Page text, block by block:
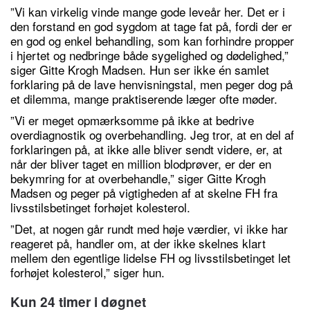
”Vi kan virkelig vinde mange gode leveår her. Det er i
den forstand en god sygdom at tage fat på, fordi der er
en god og enkel behandling, som kan forhindre propper
i hjertet og nedbringe både sygelighed og dødelighed,”
siger Gitte Krogh Madsen. Hun ser ikke én samlet
forklaring på de lave henvisningstal, men peger dog på
et dilemma, mange praktiserende læger ofte møder.
”Vi er meget opmærksomme på ikke at bedrive
overdiagnostik og overbehandling. Jeg tror, at en del af
forklaringen på, at ikke alle bliver sendt videre, er, at
når der bliver taget en million blodprøver, er der en
bekymring for at overbehandle,” siger Gitte Krogh
Madsen og peger på vigtigheden af at skelne FH fra
livsstilsbetinget forhøjet kolesterol.
”Det, at nogen går rundt med høje værdier, vi ikke har
reageret på, handler om, at der ikke skelnes klart
mellem den egentlige lidelse FH og livsstilsbetinget let
forhøjet kolesterol,” siger hun.
Kun 24 timer i døgnet